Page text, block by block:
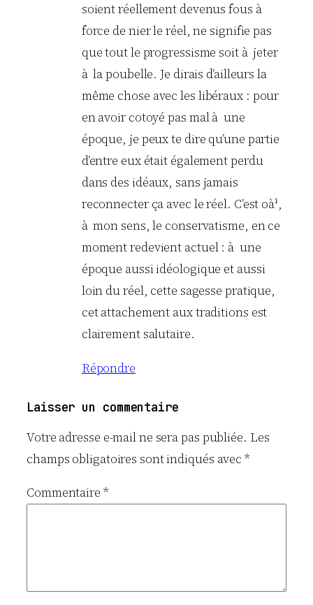
soient réellement devenus fous à
force de nier le réel, ne signifie pas
que tout le progressisme soit à jeter
à la poubelle. Je dirais d’ailleurs la
même chose avec les libéraux : pour
en avoir cotoyé pas mal à une
époque, je peux te dire qu’une partie
d’entre eux était également perdu
dans des idéaux, sans jamais
reconnecter ça avec le réel. C’est oà¹,
à mon sens, le conservatisme, en ce
moment redevient actuel : à une
époque aussi idéologique et aussi
loin du réel, cette sagesse pratique,
cet attachement aux traditions est
clairement salutaire.
Répondre
Laisser un commentaire
Votre adresse e-mail ne sera pas publiée. Les
champs obligatoires sont indiqués avec*
Commentaire *